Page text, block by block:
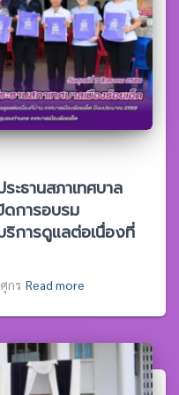
ธานสภาเทศบาล
ดการอบรม
ริการดูแลต่อเนื่องที่
กร Read more